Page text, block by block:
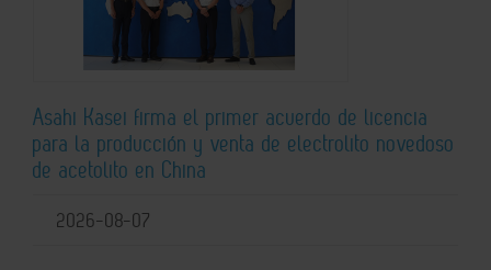
Asahi Kasei firma el primer acuerdo de licencia
para la producción y venta de electrolito novedoso
de acetolito en China
2026-08-07